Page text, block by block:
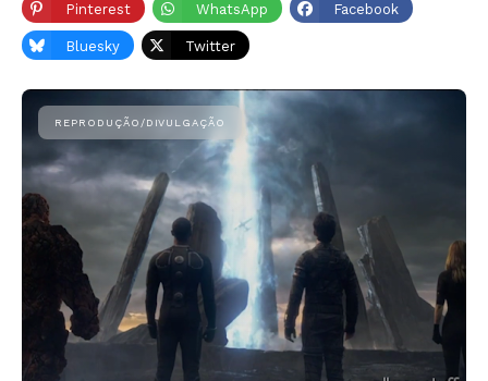
Pinterest WhatsApp Facebook
Bluesky Twitter